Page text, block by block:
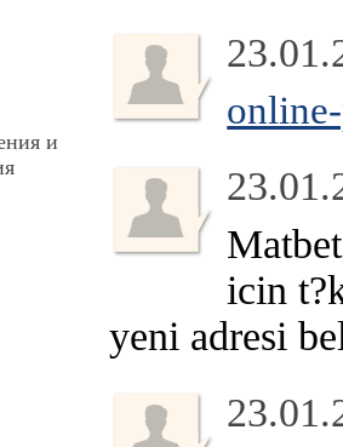
и
icin
yeni adresi